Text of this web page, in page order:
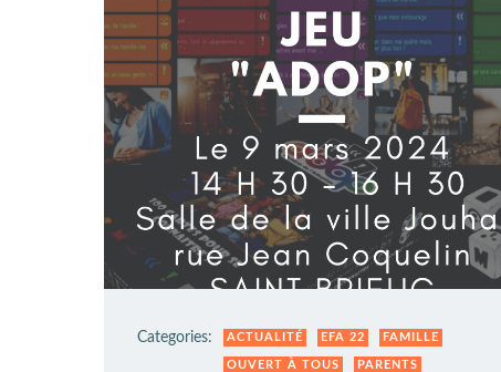
Categories: ACTUALITÉ EFA 22 FAMILLE
OUVERT À TOUS PARENTS